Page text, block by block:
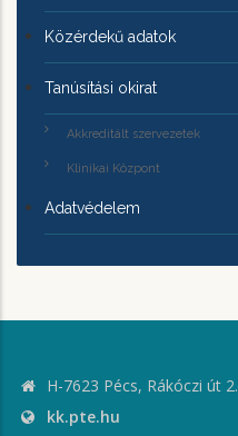
Közérdekű adatok
Tanúsítási okirat
Akkreditált szervezetek
Klinikai Központ
Adatvédelem
H-7623 Pécs, Rákóczi út 2.
kk.pte.hu